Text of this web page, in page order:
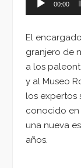
00:00
El
granjero de
a los
y al Museo
los expertos
conocido en
una nueva
años.